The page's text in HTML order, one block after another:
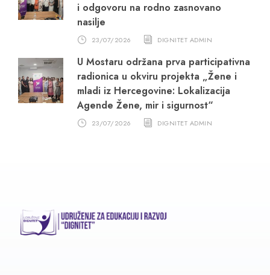
i odgovoru na rodno zasnovano
nasilje
23/07/2026 DIGNITET ADMIN
U Mostaru održana prva participativna
radionica u okviru projekta „Žene i
mladi iz Hercegovine: Lokalizacija
Agende Žene, mir i sigurnost“
23/07/2026 DIGNITET ADMIN